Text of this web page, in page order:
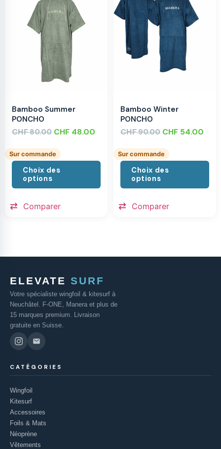
Bamboo Summer
PONCHO
CHF80.00 CHF 48.00
Sur commande
Choix des
options
Comparer
Bamboo Winter
PONCHO
CHF90.00 CHF 54.00
Sur commande
Choix des
options
Comparer
ELEVATE SURF
Votre spécialiste wingfoil & kitesurf à
Neuchâtel. F-ONE, Manera et plus de
15 marques premium. Livraison
gratuite en Suisse.
CATÉGORIES
Wingfoil
Kitesurf
Accessoires
Foils & Mats
Néoprène
Vêtements